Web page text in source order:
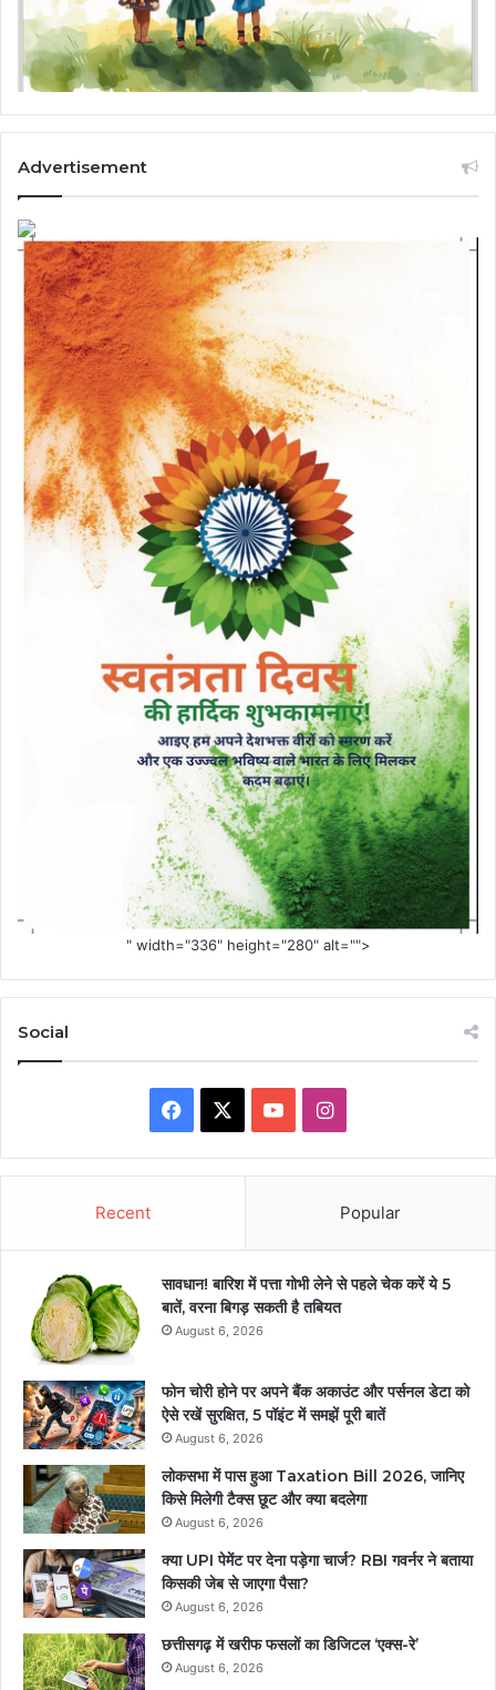
Advertisement
" width="336" height="280" alt="">
Social
Facebook YouTubeInstagram
Recent Popular
सावधान! बारिश में पत्ता गोभी लेने से पहले चेक करें ये 5
बातें, वरना बिगड़ सकती है तबियत
August 6, 2026
फोन चोरी होने पर अपने बैंक अकाउंट और पर्सनल डेटा को
ऐसे रखें सुरक्षित, 5 पॉइंट में समझें पूरी बातें
August 6, 2026
लोकसभा में पास हुआ Taxation Bill 2026, जानिए
किसे मिलेगी टैक्स छूट और क्या बदलेगा
August 6, 2026
क्या UPI पेमेंट पर देना पड़ेगा चार्ज? RBI गवर्नर ने बताया
किसकी जेब से जाएगा पैसा?
August 6, 2026
छत्तीसगढ़ में खरीफ फसलों का डिजिटल ‘एक्स-रे’
August 6, 2026